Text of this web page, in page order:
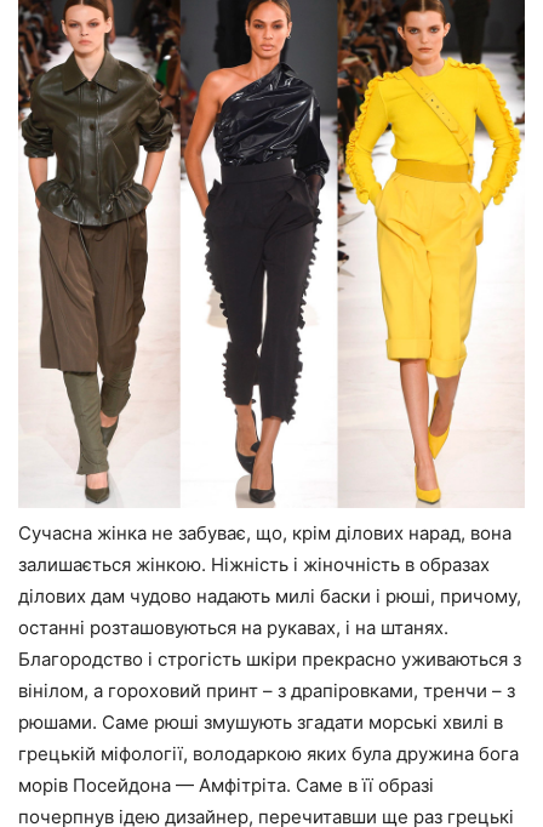
Сучасна жінка не забуває, що, крім ділових нарад, вона
залишається жінкою. Ніжність і жіночність в образах
ділових дам чудово надають милі баски і рюші, причому,
останні розташовуються на рукавах, і на штанях.
Благородство і строгість шкіри прекрасно уживаються з
вінілом, а гороховий принт – з драпіровками, тренчи – з
рюшами. Саме рюші змушують згадати морські хвилі в
грецькій міфології, володаркою яких була дружина бога
морів Посейдона — Амфітріта. Саме в її образі
почерпнув ідею дизайнер, перечитавши ще раз грецькі